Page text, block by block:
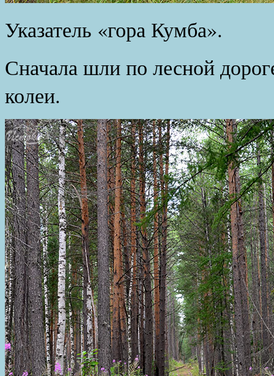
Указатель «гора Кумба».
Сначала шли по лесной
колеи.